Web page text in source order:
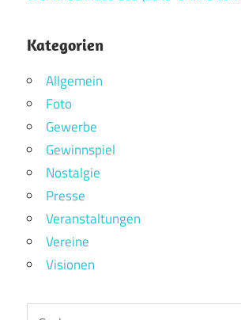
Kategorien
Allgemein
Foto
Gewerbe
Gewinnspiel
Nostalgie
Presse
Veranstaltungen
Vereine
Visionen